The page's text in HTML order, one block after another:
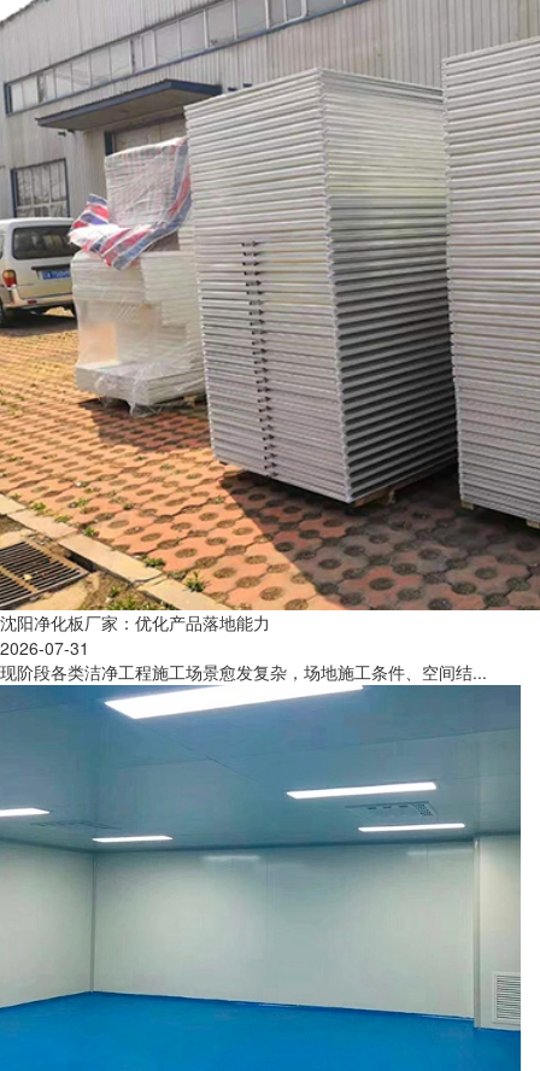
沈阳净化板厂家：优化产品落地能力
2026-07-31
现阶段各类洁净工程施工场景愈发复杂，场地施工条件、空间结...